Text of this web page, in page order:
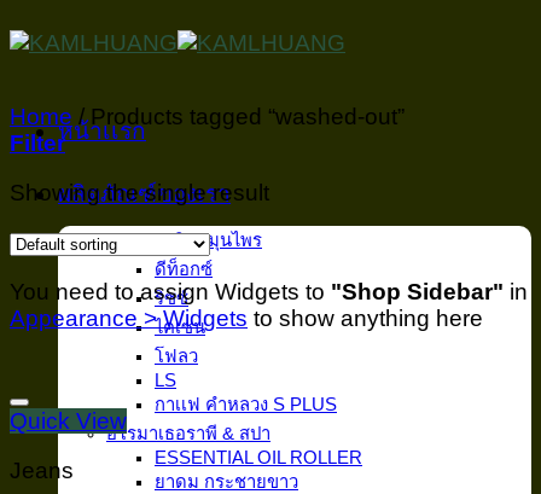
to
หน้าเเรก
ผลิตภัณฑ์ของเรา
อาหารเสริมสมุนไพร
ดีท็อกซ์
ริซซ์
ไคเซน
โฟลว
LS
กาเเฟ คำหลวง S PLUS
อโรมาเธอราพี & สปา
ESSENTIAL OIL ROLLER
ยาดม กระชายขาว
Home /Products tagged “washed-out”
Filter
Showing the single result
You need to assign Widgets to "Shop Sidebar" in
Appearance > Widgets to show anything here
Quick View
Jeans